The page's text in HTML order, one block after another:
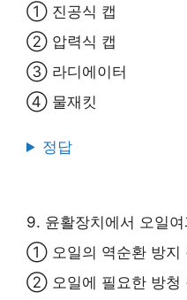
① 진공식 캡
② 압력식 캡
③ 라디에이터
④ 물재킷
정답
9. 윤활장치에서 오일
① 오일의 역순환 방지
② 오일에 필요한 방청